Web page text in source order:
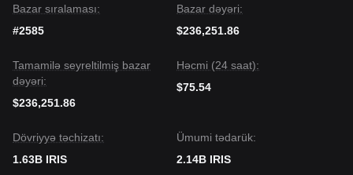
Bazar sıralaması:
#2585
Bazar dəyəri:
$236,251.86
Tamamilə seyreltilmiş bazar
dəyəri:
$236,251.86
Həcmi (24 saat):
$75.54
Dövriyyə təchizatı:
1.63B IRIS
Ümumi tədarük:
2.14B IRIS